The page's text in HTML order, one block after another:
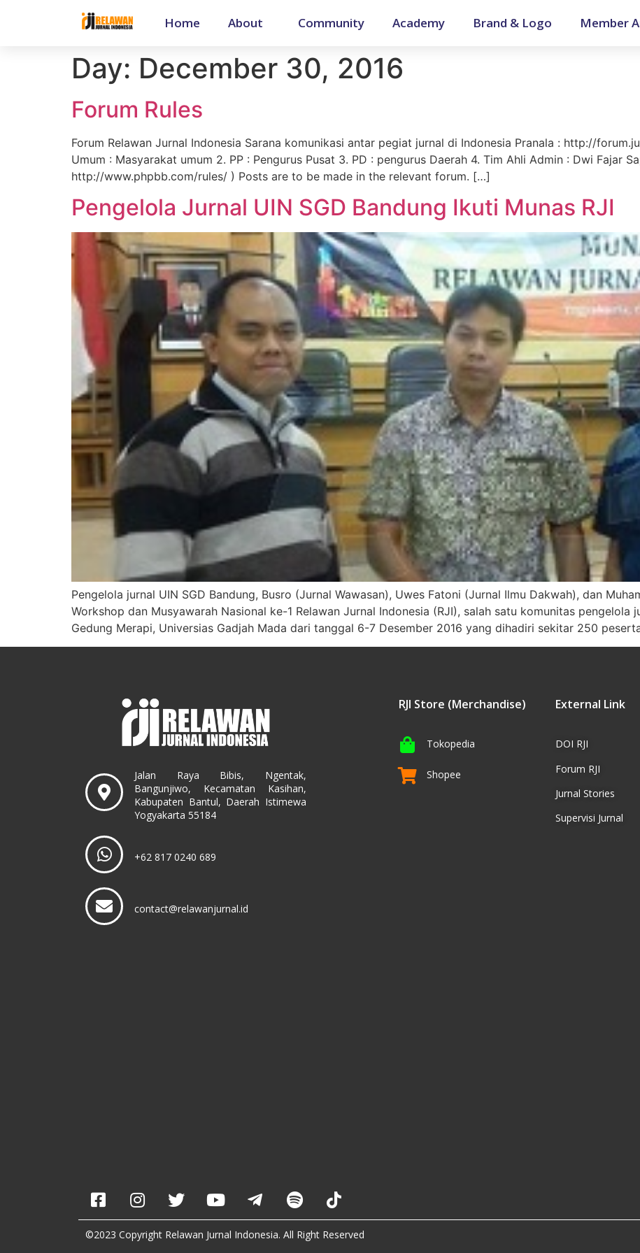
Home About Community Academy Brand & Logo Member
Day: December 30, 2016
Forum Rules
Forum Relawan Jurnal Indonesia Sarana komunikasi antar pegiat jurnal di Indonesia Pranala : http://
Umum : Masyarakat umum 2. PP : Pengurus Pusat 3. PD : pengurus Daerah 4. Tim Ahli Admin : Dwi Fajar
http://www.phpbb.com/rules/ ) Posts are to be made in the relevant forum. […]
Pengelola Jurnal UIN SGD Bandung Ikuti Munas RJI
Pengelola jurnal UIN SGD Bandung, Busro (Jurnal Wawasan), Uwes Fatoni (Jurnal Ilmu Dakwah), dan
Workshop dan Musyawarah Nasional ke-1 Relawan Jurnal Indonesia (RJI), salah satu komunitas pengelola
Gedung Merapi, Universias Gadjah Mada dari tanggal 6-7 Desember 2016 yang dihadiri sekitar 250
Jalan Raya Bibis, Ngentak,
Bangunjiwo, Kecamatan Kasihan,
Kabupaten Bantul, Daerah Istimewa
Yogyakarta 55184
+62 817 0240 689
contact@relawanjurnal.id
RJI Store (Merchandise)
Tokopedia
Shopee
External Link
DOI RJI
Forum RJI
Jurnal Stories
Supervisi Jurnal
©2023 Copyright Relawan Jurnal Indonesia. All Right Reserved